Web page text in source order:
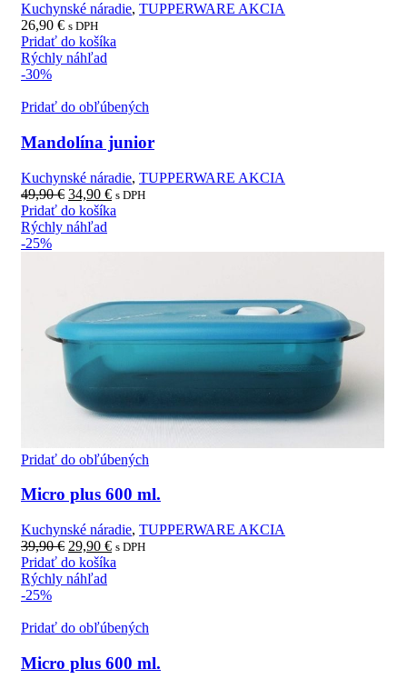
Kuchynské náradie, TUPPERWARE AKCIA
26,90 € s DPH
Pridať do košíka
Rýchly náhľad
-30%
Pridať do obľúbených
Mandolína junior
Kuchynské náradie, TUPPERWARE AKCIA
49,90€ 34,90 € s DPH
Pridať do košíka
Rýchly náhľad
-25%
Pridať do obľúbených
Micro plus 600 ml.
Kuchynské náradie, TUPPERWARE AKCIA
39,90€ 29,90 € s DPH
Pridať do košíka
Rýchly náhľad
-25%
Pridať do obľúbených
Micro plus 600 ml.